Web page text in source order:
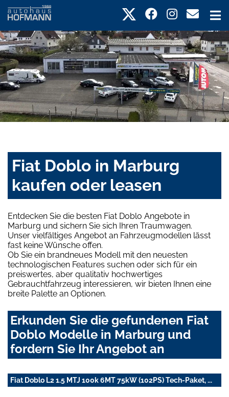
Fiat Doblo in Marburg
kaufen oder leasen
Entdecken Sie die besten Fiat Doblo Angebote in
Marburg und sichern Sie sich Ihren Traumwagen.
Unser vielfältiges Angebot an Fahrzeugmodellen lässt
fast keine Wünsche offen.
Ob Sie ein brandneues Modell mit den neuesten
technologischen Features suchen oder sich für ein
preiswertes, aber qualitativ hochwertiges
Gebrauchtfahrzeug interessieren, wir bieten Ihnen eine
breite Palette an Optionen.
Erkunden Sie die gefundenen Fiat
Doblo Modelle in Marburg und
fordern Sie Ihr Angebot an
Fiat Doblo L2 1.5 MTJ 100k 6MT 75kW (102PS) Tech-Paket, ...